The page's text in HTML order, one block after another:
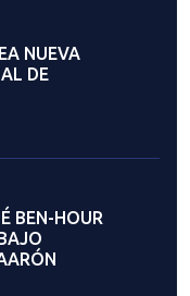
con un
intereses
solo
JUAN
EL